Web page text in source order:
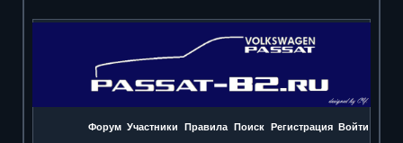
Форум Участники Правила Поиск Регистрация Войти